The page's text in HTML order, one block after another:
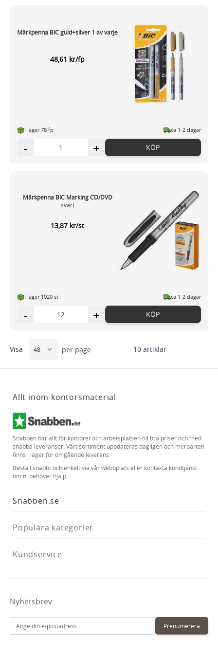
Märkpenna BIC guld+silver 1 av varje
48,61 kr/fp
I lager 78 fp ca 1-2 dagar
- + KÖP
Märkpenna BIC Marking CD/DVD
svart
13,87 kr/st
I lager 1020 st ca 1-2 dagar
- + KÖP
10artiklar
Visa per page
Allt inom kontorsmaterial
Snabben har allt för kontoret och arbetsplatsen till bra priser och med
snabba leveranser. Vårt sortiment uppdateras dagligen och merparten
finns i lager för omgående leverans.
Beställ snabbt och enkelt via vår webbplats eller kontakta kundtjänst
om ni behöver hjälp.
Snabben.se
Populära kategorier
Kundservice
Nyhetsbrev
Prenumerera